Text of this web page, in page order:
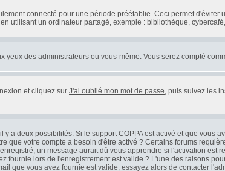
connecté pour une période préétablie. Ceci permet d'éviter
utilisant un ordinateur partagé, exemple : bibliothèque,
yeux des administrateurs ou vous-même. Vous serez compté
et cliquez sur J'ai oublié mon mot de passe, puis suivez les
a deux possibilités. Si le support COPPA est activé et que vous
que votre compte a besoin d'être activé ? Certains forums
un message aurait dû vous apprendre si l'activation est
fournie lors de l'enregistrement est valide ? L'une des raisons
que vous avez fournie est valide, essayez alors de contacter